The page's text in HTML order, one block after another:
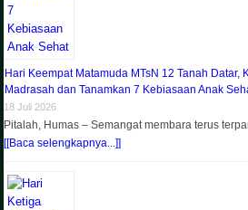
Hari Keempat Matamuda MTsN 12 Tanah Datar,
Madrasah dan Tanamkan 7 Kebiasaan Anak
18 Juli 2026
Pitalah, Humas – Semangat membara terus
[[Baca selengkapnya...]]